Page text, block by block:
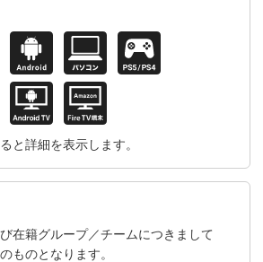
と詳細を表示します。
在籍グループ／チームにつきまして
ものとなります。